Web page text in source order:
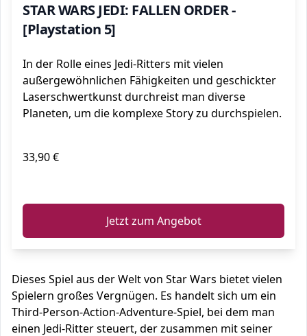
STAR WARS JEDI: FALLEN ORDER -
[Playstation 5]
In der Rolle eines Jedi-Ritters mit vielen
außergewöhnlichen Fähigkeiten und geschickter
Laserschwertkunst durchreist man diverse
Planeten, um die komplexe Story zu durchspielen.
33,90 €
Jetzt zum Angebot
Dieses Spiel aus der Welt von Star Wars bietet vielen
Spielern großes Vergnügen. Es handelt sich um ein
Third-Person-Action-Adventure-Spiel, bei dem man
einen Jedi-Ritter steuert, der zusammen mit seiner